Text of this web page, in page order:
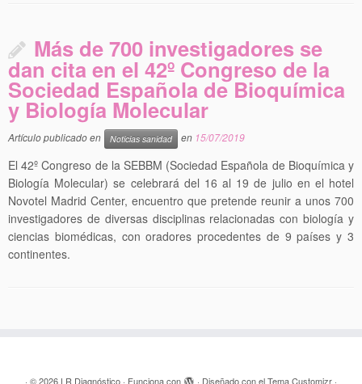
Más de 700 investigadores se
dan cita en el 42º Congreso de la
Sociedad Española de Bioquímica
y Biología Molecular
Artículo publicado en Noticias sanidad en 15/07/2019
El 42º Congreso de la SEBBM (Sociedad Española de Bioquímica y
Biología Molecular) se celebrará del 16 al 19 de julio en el hotel
Novotel Madrid Center, encuentro que pretende reunir a unos 700
investigadores de diversas disciplinas relacionadas con biología y
ciencias biomédicas, con oradores procedentes de 9 países y 3
continentes.
· © 2026 LR Diagnóstico · Funciona con · Diseñado con elTema Customizr ·